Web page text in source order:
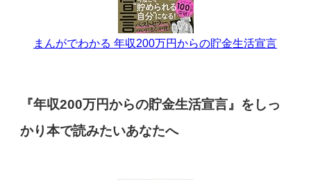
まんがでわかる 年収200万円からの貯金生活宣言
『年収200万円からの貯金生活宣言』をしっ
かり本で読みたいあなたへ